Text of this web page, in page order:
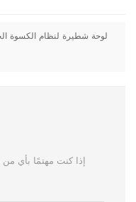
إذا كنت مهتمًا بأي من